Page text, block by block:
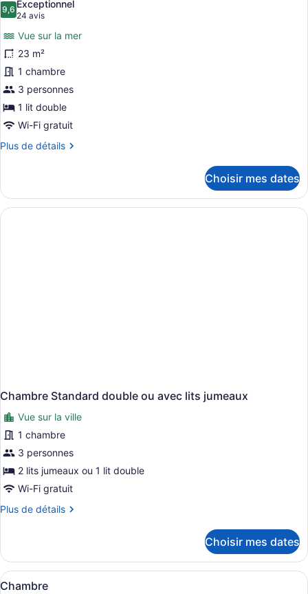
les
photos
pour
ce
type
de
chambre :
Superior
Plus
com
Casal
9,69,6 sur 10
Exceptionnel
24 avis
(24 avis)
Vue sur la mer
23 m²
1 chambre
3 personnes
1 lit double
Wi-Fi gratuit
Plus de détails
Plus
Superior
Plus
com
Choisir mes dates
Chambre Standard double ou avec lits jumeaux
Vue sur la ville
1 chambre
3 personnes
2 lits jumeaux ou 1 lit double
Wi-Fi gratuit
Plus de détails
Plus
Chambre
Standard
double
Choisir mes dates
Afficher
Une chambre d’hôtel avec un
4
Chambre